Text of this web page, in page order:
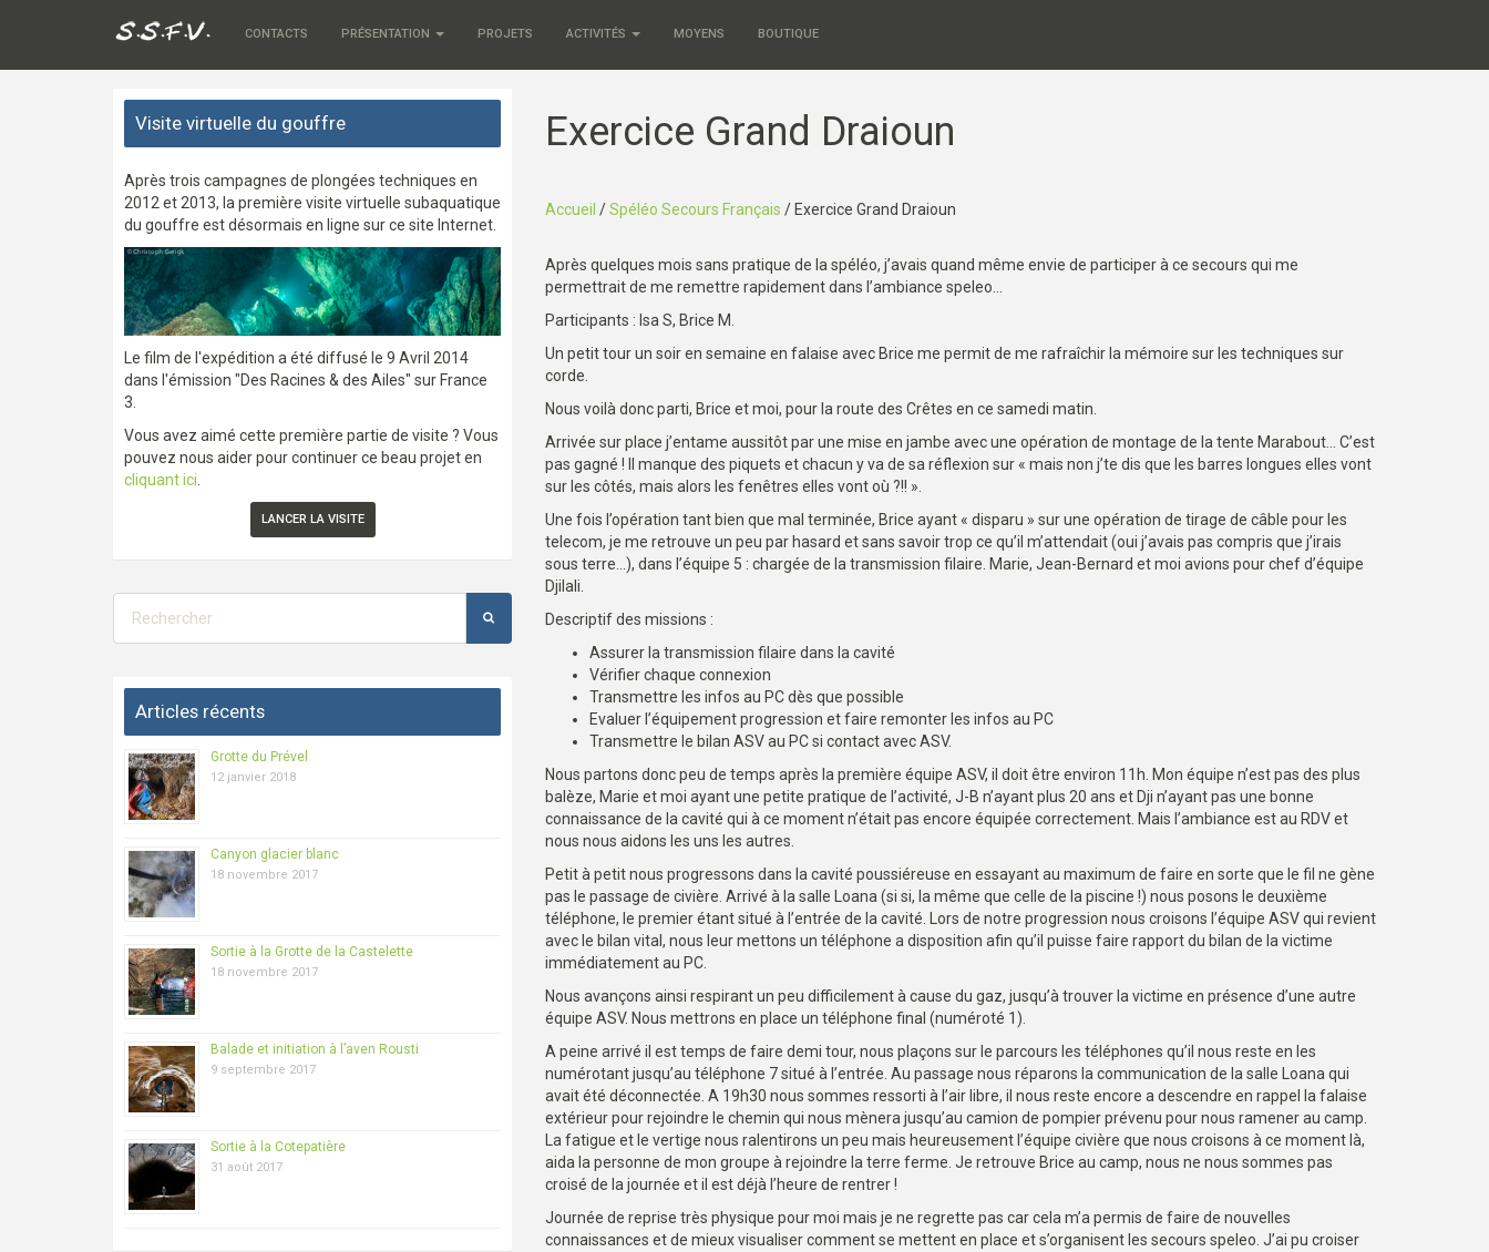
CONTACTS PRÉSENTATION PROJETS ACTIVITÉS MOYENS BOUTIQUE
Visite virtuelle du gouffre
Après trois campagnes de plongées techniques en
2012 et 2013, la première visite virtuelle subaquatique
du gouffre est désormais en ligne sur ce site Internet.
Le film de l'expédition a été diffusé le 9 Avril 2014
dans l'émission "Des Racines & des Ailes" sur France
3.
Vous avez aimé cette première partie de visite ? Vous
pouvez nous aider pour continuer ce beau projet en
cliquant ici
LANCER LA VISITE
Articles récents
Grotte du Prével
12 janvier 2018
Canyon glacier blanc
18 novembre 2017
Sortie à la Grotte de la Castelette
18 novembre 2017
Balade et initiation à l’aven Rousti
9 septembre 2017
Sortie à la Cotepatière
31 août 2017
Exercice Grand Draioun
Accueil /Spéléo Secours Français / Exercice Grand Draioun
Après quelques mois sans pratique de la spéléo, j’avais quand même envie de participer à ce secours qui me
permettrait de me remettre rapidement dans l’ambiance speleo…
Participants : Isa S, Brice M.
Un petit tour un soir en semaine en falaise avec Brice me permit de me rafraîchir la mémoire sur les techniques sur
corde.
Nous voilà donc parti, Brice et moi, pour la route des Crêtes en ce samedi matin.
Arrivée sur place j’entame aussitôt par une mise en jambe avec une opération de montage de la tente Marabout… C’est
pas gagné ! Il manque des piquets et chacun y va de sa réflexion sur « mais non j’te dis que les barres longues elles vont
sur les côtés, mais alors les fenêtres elles vont où ?!! ».
Une fois l’opération tant bien que mal terminée, Brice ayant « disparu » sur une opération de tirage de câble pour les
telecom, je me retrouve un peu par hasard et sans savoir trop ce qu’il m’attendait (oui j’avais pas compris que j’irais
sous terre…), dans l’équipe 5 : chargée de la transmission filaire. Marie, Jean-Bernard et moi avions pour chef d’équipe
Djilali.
Descriptif des missions :
Assurer la transmission filaire dans la cavité
Vérifier chaque connexion
Transmettre les infos au PC dès que possible
Evaluer l’équipement progression et faire remonter les infos au PC
Transmettre le bilan ASV au PC si contact avec ASV.
Nous partons donc peu de temps après la première équipe ASV, il doit être environ 11h. Mon équipe n’est pas des plus
balèze, Marie et moi ayant une petite pratique de l’activité, J-B n’ayant plus 20 ans et Dji n’ayant pas une bonne
connaissance de la cavité qui à ce moment n’était pas encore équipée correctement. Mais l’ambiance est au RDV et
nous nous aidons les uns les autres.
Petit à petit nous progressons dans la cavité poussiéreuse en essayant au maximum de faire en sorte que le fil ne gène
pas le passage de civière. Arrivé à la salle Loana (si si, la même que celle de la piscine !) nous posons le deuxième
téléphone, le premier étant situé à l’entrée de la cavité. Lors de notre progression nous croisons l’équipe ASV qui revient
avec le bilan vital, nous leur mettons un téléphone a disposition afin qu’il puisse faire rapport du bilan de la victime
immédiatement au PC.
Nous avançons ainsi respirant un peu difficilement à cause du gaz, jusqu’à trouver la victime en présence d’une autre
équipe ASV. Nous mettrons en place un téléphone final (numéroté 1).
A peine arrivé il est temps de faire demi tour, nous plaçons sur le parcours les téléphones qu’il nous reste en les
numérotant jusqu’au téléphone 7 situé à l’entrée. Au passage nous réparons la communication de la salle Loana qui
avait été déconnectée. A 19h30 nous sommes ressorti à l’air libre, il nous reste encore a descendre en rappel la falaise
extérieur pour rejoindre le chemin qui nous mènera jusqu’au camion de pompier prévenu pour nous ramener au camp.
La fatigue et le vertige nous ralentirons un peu mais heureusement l’équipe civière que nous croisons à ce moment là,
aida la personne de mon groupe à rejoindre la terre ferme. Je retrouve Brice au camp, nous ne nous sommes pas
croisé de la journée et il est déjà l’heure de rentrer !
Journée de reprise très physique pour moi mais je ne regrette pas car cela m’a permis de faire de nouvelles
connaissances et de mieux visualiser comment se mettent en place et s’organisent les secours speleo. J’ai pu croiser